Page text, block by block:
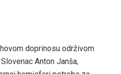
doprinosu održivom
Anton Janša,